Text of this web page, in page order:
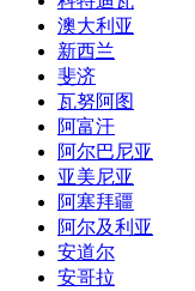
澳大利亚
新西兰
斐济
瓦努阿图
阿富汗
阿尔巴尼亚
亚美尼亚
阿塞拜疆
阿尔及利亚
安道尔
安哥拉